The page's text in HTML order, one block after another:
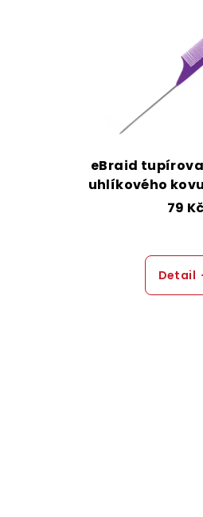
eBraid
uhlíkového
jehlicí -
79 Kč
Detail